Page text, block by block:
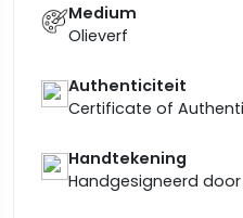
Medium
Olieverf
Authenticiteit
Certificate of
Handtekening
Handgesigneerd